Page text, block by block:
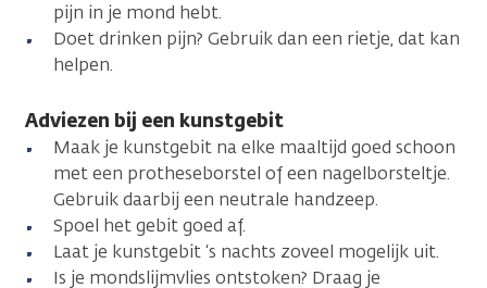
pijn in je mond hebt.
Doet drinken pijn? Gebruik dan een rietje, dat kan
helpen.
Adviezen bij een kunstgebit
Maak je kunstgebit na elke maaltijd goed schoon
met een protheseborstel of een nagelborsteltje.
Gebruik daarbij een neutrale handzeep.
Spoel het gebit goed af.
Laat je kunstgebit ‘s nachts zoveel mogelijk uit.
Is je mondslijmvlies ontstoken? Draag je